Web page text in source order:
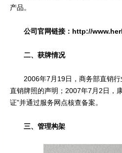
产品。
公司官网链接： http://
二、获牌情况
2006年7月19日，商务部直销行
直销牌照的声明；2007年7月2日，
证”并通过服务网点核查备案。
三、管理构架